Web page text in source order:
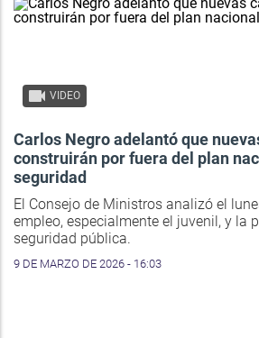
VIDEO
Carlos Negro adelantó que
construirán por fuera del plan
seguridad
El Consejo de Ministros analizó el
empleo, especialmente el juvenil, y la
seguridad pública.
9 DE MARZO DE 2026 - 16:03